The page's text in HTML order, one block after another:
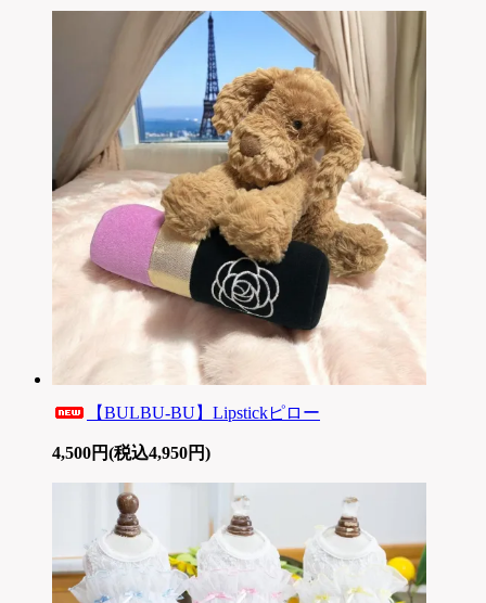
【BULBU-BU】Lipstickピロー
4,500円(税込4,950円)